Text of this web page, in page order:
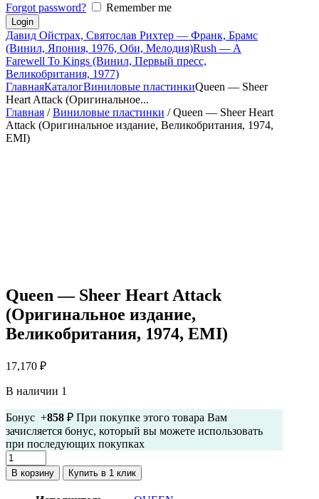
Forgot password? Remember me
Давид Ойстрах, Святослав Рихтер — Франк, Брамс
(Винил, Япония, 1976, Оби, Мелодия)Rush — A
Farewell To Kings (Винил, Первый пресс,
Великобритания, 1977)
ГлавнаяКаталогВиниловые пластинкиQueen — Sheer
Heart Attack (Оригинальное...
Главная /Виниловые пластинки / Queen — Sheer Heart
Attack (Оригинальное издание, Великобритания, 1974,
EMI)
Queen — Sheer Heart Attack
(Оригинальное издание,
Великобритания, 1974, EMI)
17,170 ₽
В наличии 1
Бонус +858 ₽ При покупке этого товара Вам
зачисляется бонус, который вы можете использовать
при последующих покупках
Количество
товара
Queen
В корзину Купить в 1 клик